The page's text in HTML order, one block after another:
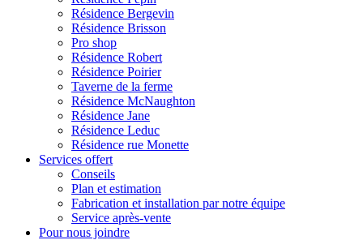
Résidence Bergevin
Résidence Brisson
Pro shop
Résidence Robert
Résidence Poirier
Taverne de la ferme
Résidence McNaughton
Résidence Jane
Résidence Leduc
Résidence rue Monette
Services offert
Conseils
Plan et estimation
Fabrication et installation par notre équipe
Service après-vente
Pour nous joindre